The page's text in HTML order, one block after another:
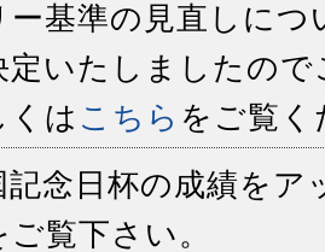
ー基準の見直しに
定いたしましたの
くは こちら をご覧く
記念日杯の成績をア
ご覧下さい。